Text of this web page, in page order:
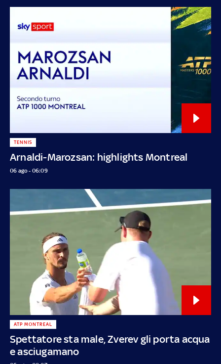
Arnaldi-Marozsan: highlights Montreal
TENNIS
06 ago - 06:09
Spettatore sta male, Zverev gli porta acqua
e asciugamano
ATP MONTREAL